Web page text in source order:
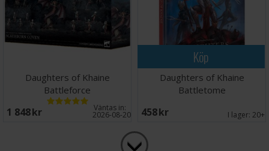
Daughters of Khaine
Battleforce
1 848 SEK Väntas in:
2026-08-20
Köp
Daughters of Khaine
Battletome
458 SEK I lager: 20+